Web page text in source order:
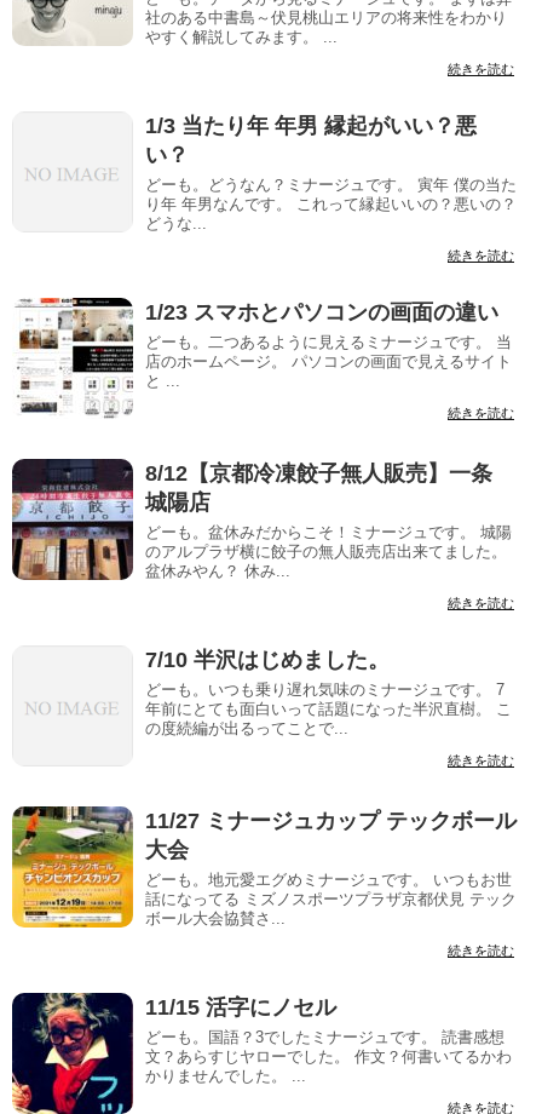
社のある中書島～伏見桃山エリアの将来性をわかり
やすく解説してみます。 ...
続きを読む
1/3 当たり年 年男 縁起がいい？悪
い？
どーも。どうなん？ミナージュです。 寅年 僕の当た
り年 年男なんです。 これって縁起いいの？悪いの？
どうな...
続きを読む
1/23 スマホとパソコンの画面の違い
どーも。二つあるように見えるミナージュです。 当
店のホームページ。 パソコンの画面で見えるサイト
と ...
続きを読む
8/12【京都冷凍餃子無人販売】一条
城陽店
どーも。盆休みだからこそ！ミナージュです。 城陽
のアルプラザ横に餃子の無人販売店出来てました。
盆休みやん？ 休み...
続きを読む
7/10 半沢はじめました。
どーも。いつも乗り遅れ気味のミナージュです。 7
年前にとても面白いって話題になった半沢直樹。 こ
の度続編が出るってことで...
続きを読む
11/27 ミナージュカップ テックボール
大会
どーも。地元愛エグめミナージュです。 いつもお世
話になってる ミズノスポーツプラザ京都伏見 テック
ボール大会協賛さ...
続きを読む
11/15 活字にノセル
どーも。国語？3でしたミナージュです。 読書感想
文？あらすじヤローでした。 作文？何書いてるかわ
かりませんでした。 ...
続きを読む